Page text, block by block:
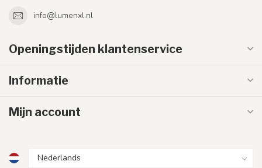
info@lumenxl.nl
Openingstijden klantenservice
Informatie
Mijn account